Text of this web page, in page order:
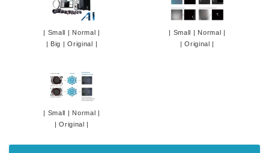
| Small | Normal |
| Big |Original |
| Small | Normal |
|Original |
| Small | Normal |
|Original |